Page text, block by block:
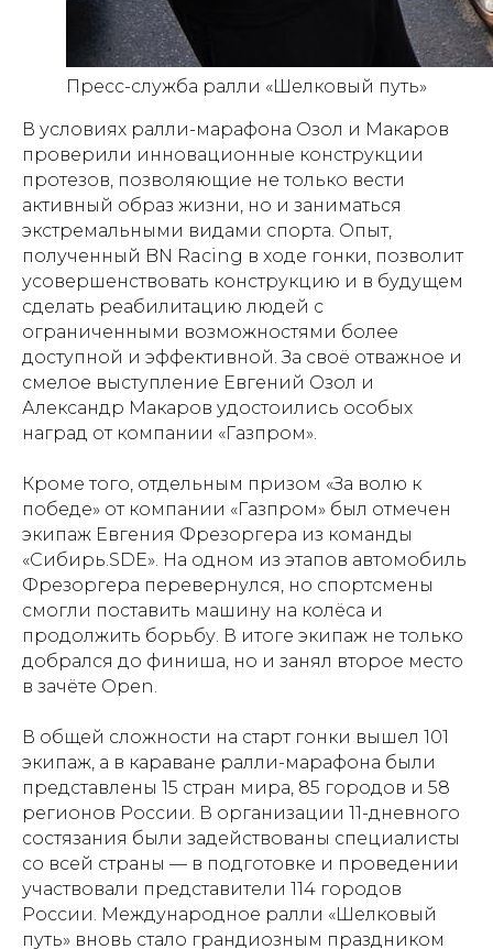
Пресс-служба ралли «Шелковый путь»
В условиях ралли-марафона Озол и Макаров
проверили инновационные конструкции
протезов, позволяющие не только вести
активный образ жизни, но и заниматься
экстремальными видами спорта. Опыт,
полученный BN Racing в ходе гонки, позволит
усовершенствовать конструкцию и в будущем
сделать реабилитацию людей с
ограниченными возможностями более
доступной и эффективной. За своё отважное и
смелое выступление Евгений Озол и
Александр Макаров удостоились особых
наград от компании «Газпром».
Кроме того, отдельным призом «За волю к
победе» от компании «Газпром» был отмечен
экипаж Евгения Фрезоргера из команды
«Сибирь.SDE». На одном из этапов автомобиль
Фрезоргера перевернулся, но спортсмены
смогли поставить машину на колёса и
продолжить борьбу. В итоге экипаж не только
добрался до финиша, но и занял второе место
в зачёте Open.
В общей сложности на старт гонки вышел 101
экипаж, а в караване ралли-марафона были
представлены 15 стран мира, 85 городов и 58
регионов России. В организации 11-дневного
состязания были задействованы специалисты
со всей страны — в подготовке и проведении
участвовали представители 114 городов
России. Международное ралли «Шелковый
путь» вновь стало грандиозным праздником